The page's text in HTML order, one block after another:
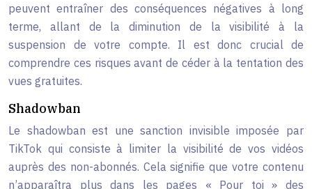
peuvent entraîner des conséquences négatives à long
terme, allant de la diminution de la visibilité à la
suspension de votre compte. Il est donc crucial de
comprendre ces risques avant de céder à la tentation des
vues gratuites.
Shadowban
Le shadowban est une sanction invisible imposée par
TikTok qui consiste à limiter la visibilité de vos vidéos
auprès des non-abonnés. Cela signifie que votre contenu
n’apparaîtra plus dans les pages « Pour toi » des